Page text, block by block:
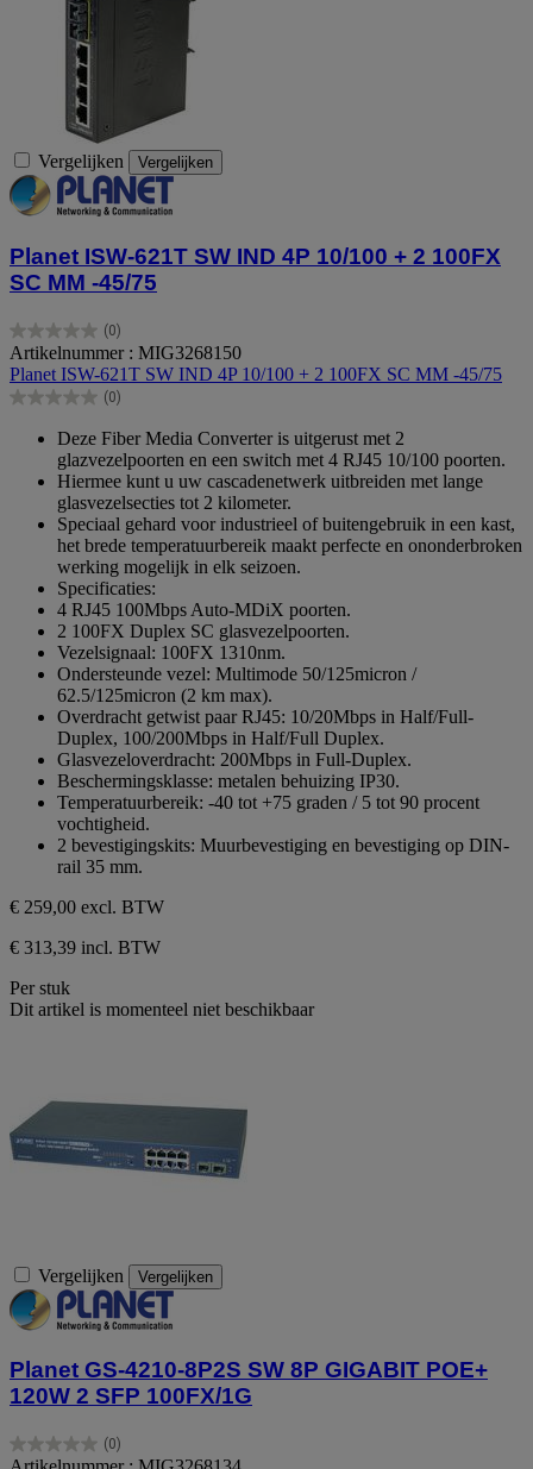
Vergelijken Vergelijken
Planet ISW-621T SW IND 4P 10/100 + 2 100FX
SC MM -45/75
(0)
0.0
van
de
5
Artikelnummer : MIG3268150
Planet ISW-621T SW IND 4P 10/100 + 2 100FX SC MM -45/75
(0)
0.0
sterren.
Deze Fiber Media Converter is uitgerust met 2
glazvezelpoorten en een switch met 4 RJ45 10/100 poorten.
Hiermee kunt u uw cascadenetwerk uitbreiden met lange
glasvezelsecties tot 2 kilometer.
Speciaal gehard voor industrieel of buitengebruik in een kast,
het brede temperatuurbereik maakt perfecte en ononderbroken
werking mogelijk in elk seizoen.
Specificaties:
4 RJ45 100Mbps Auto-MDiX poorten.
2 100FX Duplex SC glasvezelpoorten.
Vezelsignaal: 100FX 1310nm.
Ondersteunde vezel: Multimode 50/125micron /
62.5/125micron (2 km max).
Overdracht getwist paar RJ45: 10/20Mbps in Half/Full-
Duplex, 100/200Mbps in Half/Full Duplex.
Glasvezeloverdracht: 200Mbps in Full-Duplex.
Beschermingsklasse: metalen behuizing IP30.
Temperatuurbereik: -40 tot +75 graden / 5 tot 90 procent
vochtigheid.
2 bevestigingskits: Muurbevestiging en bevestiging op DIN-
rail 35 mm.
€ 259,00 excl. BTW
€ 313,39 incl. BTW
Per stuk
Dit artikel is momenteel niet beschikbaar
Vergelijken Vergelijken
Planet GS-4210-8P2S SW 8P GIGABIT POE+
120W 2 SFP 100FX/1G
(0)
0.0